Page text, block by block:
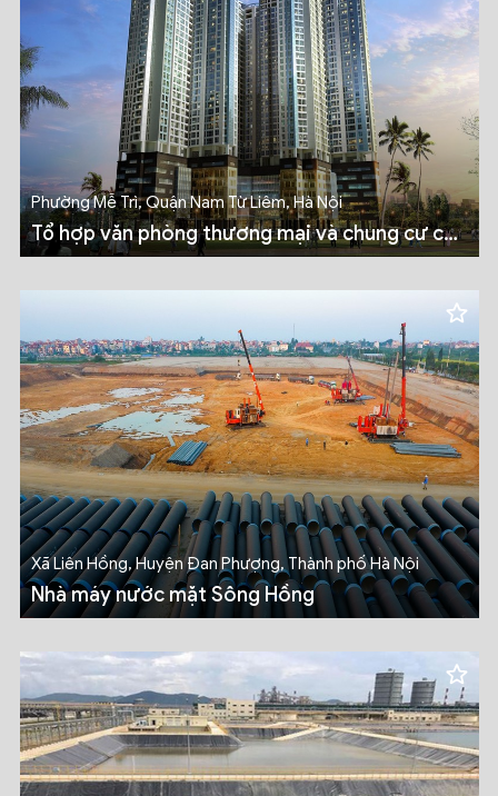
Phường Mễ Trì, Quận Nam Từ Liêm, Hà Nội
Tổ hợp văn phòng thương mại và chung cư cao
cấp Golden Palace
Xã Liên Hồng, Huyện Đan Phượng, Thành phố Hà Nội
Nhà máy nước mặt Sông Hồng